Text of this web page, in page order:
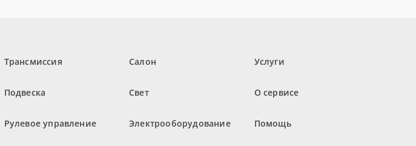
Трансмиссия
Подвеска
Рулевое управление
Салон
Свет
Электрооборудование
Услуги
О сервисе
Помощь